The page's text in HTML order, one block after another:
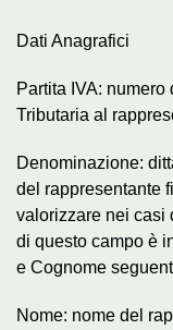
Dati Anagrafici
Partita IVA: numero
Tributaria al
Denominazione:
del rappresentante
valorizzare nei casi
di questo campo è
e Cognome
Nome: nome del